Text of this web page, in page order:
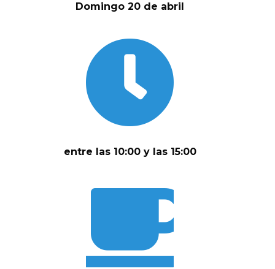
Domingo 20 de abril
entre las 10:00 y las 15:00